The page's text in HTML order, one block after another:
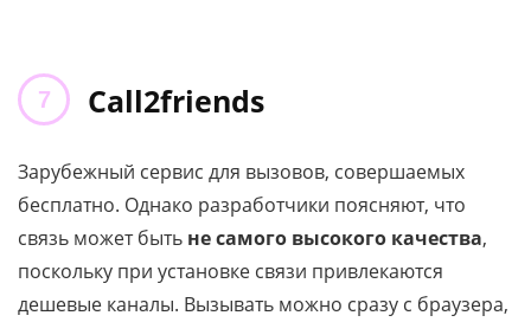
Call2friends
Зарубежный сервис для вызовов, совершаемых
бесплатно. Однако разработчики поясняют, что
связь может быть не самого высокого качества,
поскольку при установке связи привлекаются
дешевые каналы. Вызывать можно сразу с браузера,